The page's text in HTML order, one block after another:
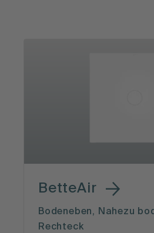
BetteAir
Bodeneben, Nahezu
Rechteck